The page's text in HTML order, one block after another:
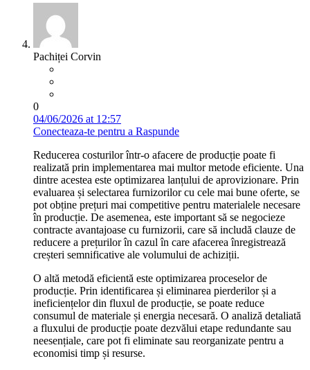
Pachiței Corvin
0
04/06/2026 at 12:57
Conecteaza-te pentru a Raspunde
Reducerea costurilor într-o afacere de producție poate fi
realizată prin implementarea mai multor metode eficiente. Una
dintre acestea este optimizarea lanțului de aprovizionare. Prin
evaluarea și selectarea furnizorilor cu cele mai bune oferte, se
pot obține prețuri mai competitive pentru materialele necesare
în producție. De asemenea, este important să se negocieze
contracte avantajoase cu furnizorii, care să includă clauze de
reducere a prețurilor în cazul în care afacerea înregistrează
creșteri semnificative ale volumului de achiziții.
O altă metodă eficientă este optimizarea proceselor de
producție. Prin identificarea și eliminarea pierderilor și a
ineficiențelor din fluxul de producție, se poate reduce
consumul de materiale și energia necesară. O analiză detaliată
a fluxului de producție poate dezvălui etape redundante sau
neesențiale, care pot fi eliminate sau reorganizate pentru a
economisi timp și resurse.